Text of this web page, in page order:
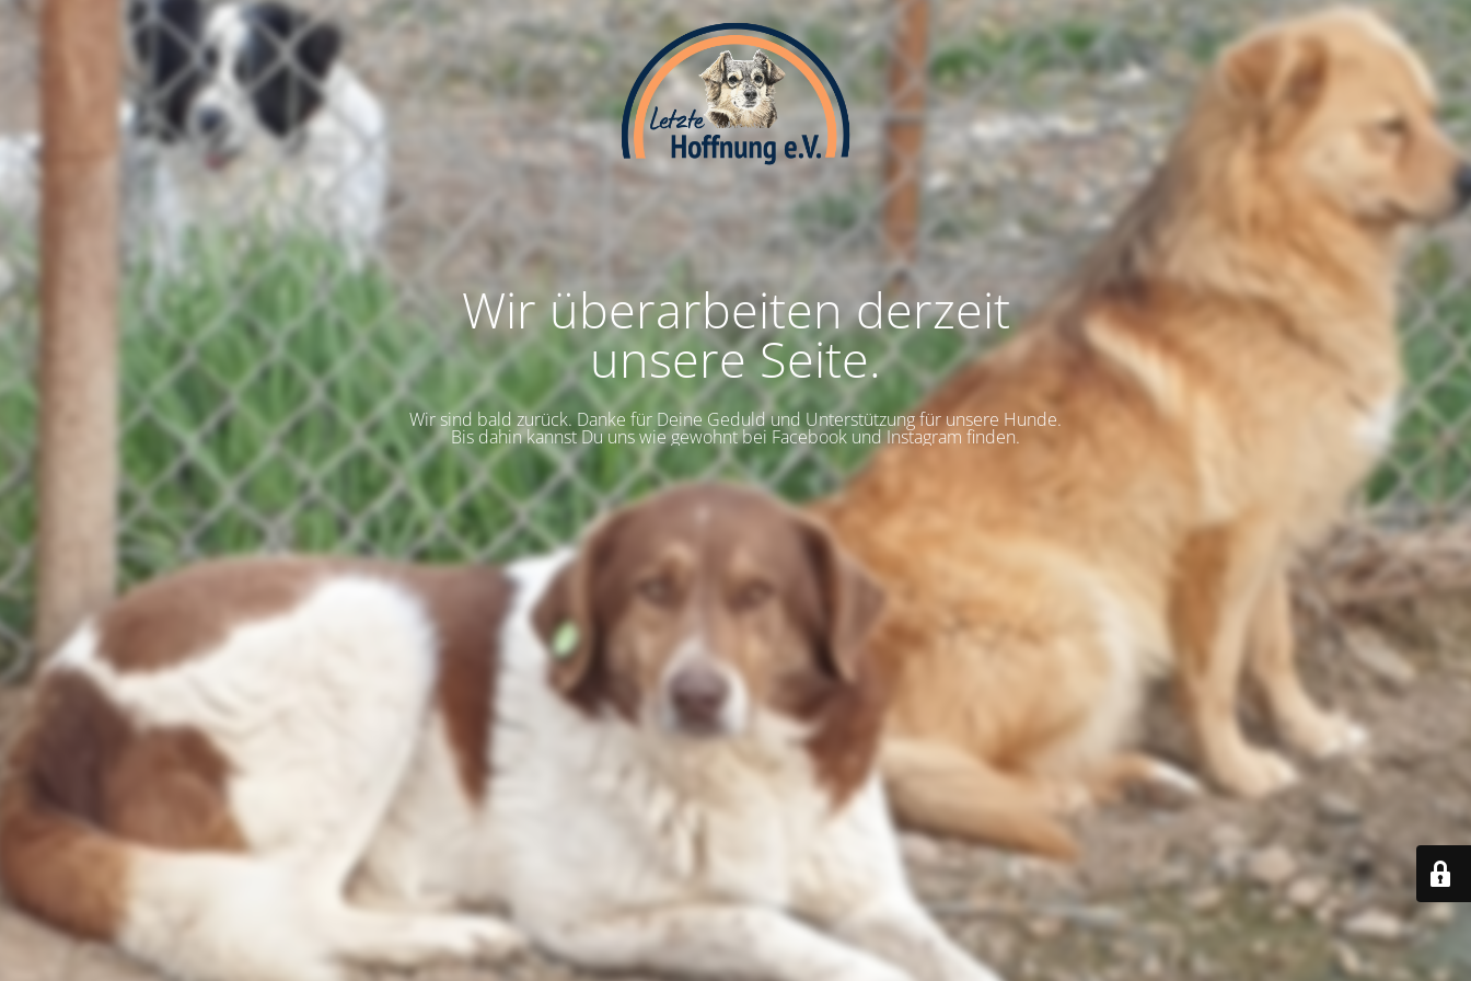
Wir überarbeiten derzeit
unsere Seite.
Wir sind bald zurück. Danke für Deine Geduld und Unterstützung für unsere Hunde.
Bis dahin kannst Du uns wie gewohnt bei Facebook und Instagram finden.